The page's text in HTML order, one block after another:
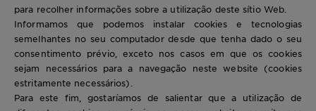
para recolher informações sobre a utilização deste sítio Web.
Informamos que podemos instalar cookies e tecnologias
semelhantes no seu computador desde que tenha dado o seu
consentimento prévio, exceto nos casos em que os cookies
sejam necessários para a navegação neste website (cookies
estritamente necessários).
Para este fim, gostaríamos de salientar que a utilização de